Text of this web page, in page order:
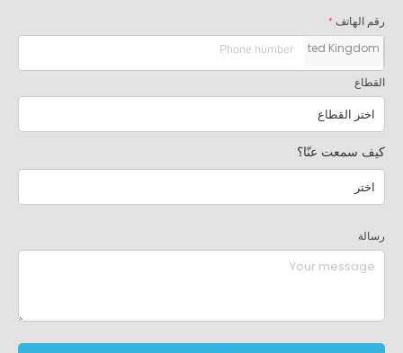
رقم الهاتف*
القطاع
كيف سمعت عنّا؟
رسالة